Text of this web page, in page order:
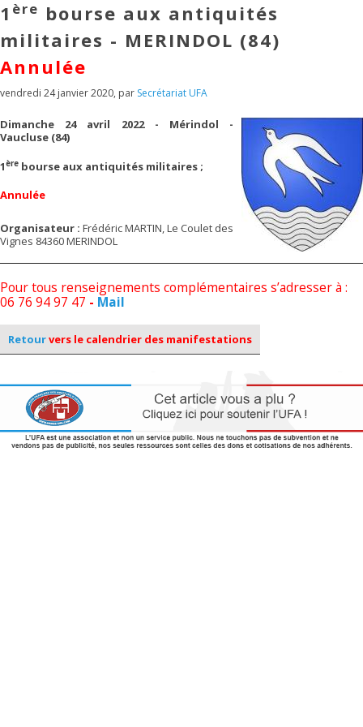
1 ère bourse aux antiquités
militaires - MERINDOL (84)
Annulée
vendredi 24 janvier 2020, par Secrétariat UFA
Dimanche 24 avril 2022 - Mérindol -
Vaucluse (84)
1ère bourse aux antiquités militaires ;
Annulée
Organisateur : Frédéric MARTIN, Le Coulet des
Vignes 84360 MERINDOL
Pour tous renseignements complémentaires s’adresser à :
06 76 94 97 47 - Mail
Retourvers le calendrier des manifestations